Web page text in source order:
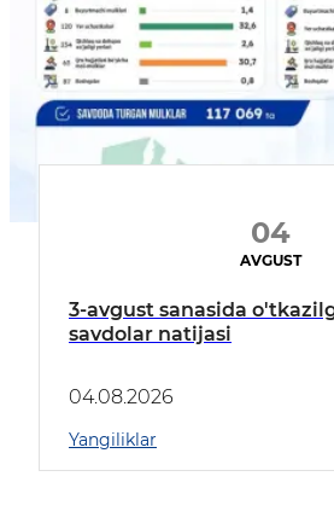
04
AVGUST
3-avgust sanasida
savdolar natijasi
04.08.2026
Yangiliklar